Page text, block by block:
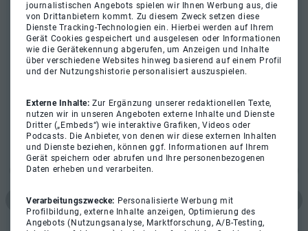
journalistischen Angebots spielen wir Ihnen Werbung aus, die
von Drittanbietern kommt. Zu diesem Zweck setzen diese
Dienste Tracking-Technologien ein. Hierbei werden auf Ihrem
Gerät Cookies gespeichert und ausgelesen oder Informationen
wie die Gerätekennung abgerufen, um Anzeigen und Inhalte
über verschiedene Websites hinweg basierend auf einem Profil
und der Nutzungshistorie personalisiert auszuspielen.
Externe Inhalte:Zur Ergänzung unserer redaktionellen Texte,
nutzen wir in unseren Angeboten externe Inhalte und Dienste
Dritter („Embeds“) wie interaktive Grafiken, Videos oder
Podcasts. Die Anbieter, von denen wir diese externen Inhalten
und Dienste beziehen, können ggf. Informationen auf Ihrem
Gerät speichern oder abrufen und Ihre personenbezogenen
Daten erheben und verarbeiten.
Verarbeitungszwecke: Personalisierte Werbung mit
Profilbildung, externe Inhalte anzeigen, Optimierung des
Angebots (Nutzungsanalyse, Marktforschung, A/B-Testing,